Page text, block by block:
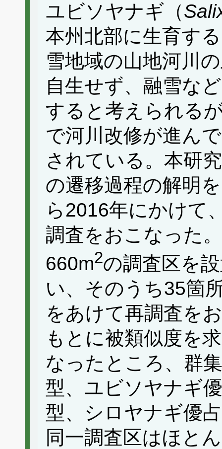
ユビソヤナギ（
本州北部に生育す
雪地域の山地河川
自生せず、融雪な
すると考えられる
で河川改修が進ん
されている。本研
の遷移過程の解明
ら2016年にかけて
調査をおこなった
660m2の調査区を
い、そのうち35箇
をあけて再調査を
もとに被類似度を
なったところ、群
型、ユビソヤナギ
型、シロヤナギ優
同一調査区はほと